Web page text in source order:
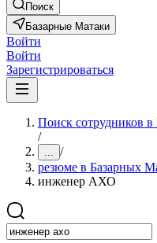
Поиск
Базарные Матаки
Войти
Войти
Зарегистрироваться
Поиск сотрудников
/
... /
резюме в Базарных
инженер АХО